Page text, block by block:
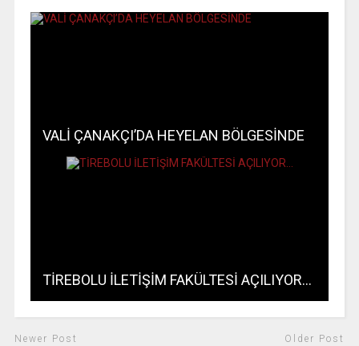
VALİ ÇANAKÇI’DA HEYELAN BÖLGESİNDE
TİREBOLU İLETİŞİM FAKÜLTESİ AÇILIYOR…
Newer Post Older Post